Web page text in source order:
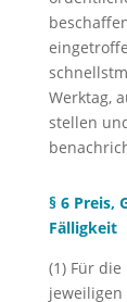
Werktag,
stellen
§ 6 Preis,
Fälligkeit
(1) Für